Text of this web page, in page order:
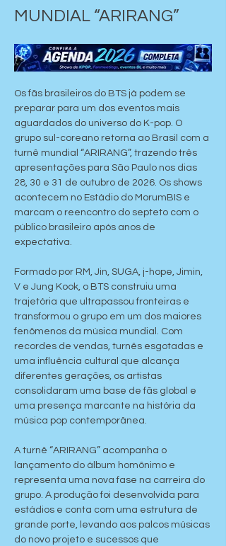
MUNDIAL “ARIRANG”
Os fãs brasileiros do BTS já podem se
preparar para um dos eventos mais
aguardados do universo do K-pop. O
grupo sul-coreano retorna ao Brasil com a
turnê mundial “ARIRANG”, trazendo três
apresentações para São Paulo nos dias
28, 30 e 31 de outubro de 2026. Os shows
acontecem no Estádio do MorumBIS e
marcam o reencontro do septeto com o
público brasileiro após anos de
expectativa.
Formado por RM, Jin, SUGA, j-hope, Jimin,
V e Jung Kook, o BTS construiu uma
trajetória que ultrapassou fronteiras e
transformou o grupo em um dos maiores
fenômenos da música mundial. Com
recordes de vendas, turnês esgotadas e
uma influência cultural que alcança
diferentes gerações, os artistas
consolidaram uma base de fãs global e
uma presença marcante na história da
música pop contemporânea.
A turnê “ARIRANG” acompanha o
lançamento do álbum homônimo e
representa uma nova fase na carreira do
grupo. A produção foi desenvolvida para
estádios e conta com uma estrutura de
grande porte, levando aos palcos músicas
do novo projeto e sucessos que